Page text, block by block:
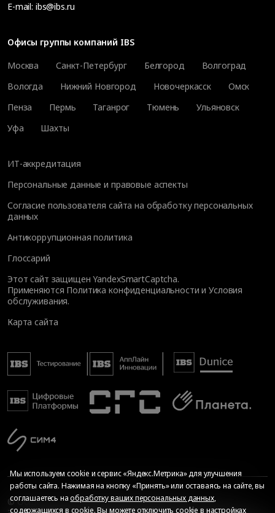
E-mail: ibs@ibs.ru
Офисы группы компаний IBS
Москва
Санкт-Петербург Белгород
Волгоград
Вологда
Нижний Новгород Новочеркасск
Омск
Пенза
Пермь Таганрог Тюмень
Ульяновск
Уфа
Шахты
ИТ-аккредитация
Персональные данные и правовые аспекты
Согласие пользователя сайта на обработку персональных
данных
Антикоррупционная политика
Глоссарий
Этот сайт защищен YandexSmartCaptcha.
Применяются Политика конфиденциальности иУсловия
обслуживания.
Карта сайта
© Общество с ограниченной ответственностью «ИБС
Мы используем cookie и сервис «Яндекс.Метрика» для улучшения
работы сайта. Нажимая на кнопку «Принять» или оставаясь на сайте, вы
соглашаетесь наобработку ваших персональных данных,
содержащихся в cookie. Вы можете отключить cookie в настройках